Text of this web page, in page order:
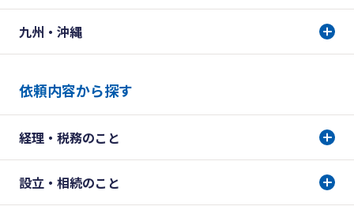
九州・沖縄
依頼内容から探す
経理・税務のこと
設立・相続のこと